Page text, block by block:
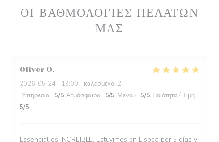
ΟΙ ΒΑΘΜΟΛΟΓΊΕΣ ΠΕΛΑΤΏΝ
ΜΑΣ
Oliver O
2026-05-24 - 19:00 - καλεσμένοι 2
Υπηρεσία : 5/5 Ατμόσφαιρα : 5/5 Μενού : 5/5 Ποιότητα / Τιμή :
5/5
Essencial es INCREIBLE. Estuvimos en Lisboa por 5 días y